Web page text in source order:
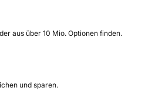
aus über 10 Mio. Optionen finden.
und sparen.